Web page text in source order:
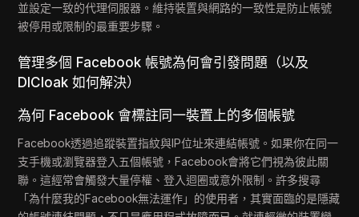
並設定一致的代理伺服器。維持裝置與網路的一致性是防止帳號
被停用或限制的最重要步驟。
管理多個 Facebook 帳號為何會引發問題（以及
DICloak 如何解決）
為何 Facebook 會標註同一裝置上的多個帳號
Facebook透過追蹤裝置指紋與IP位址來連結帳號。如果你在同一
支手機或瀏覽器登入五個帳號，Facebook會將它們視為彼此關
聯。這經常會觸發大量停權、登入迴圈或意外限制。許多搜尋
「為什麼我的Facebook無法運作」的使用者，其實面臨的是隱藏